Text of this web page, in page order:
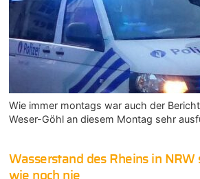
Wie immer montags war auch der
Weser-Göhl an diesem Montag sehr
Wasserstand des Rheins in NRW
wie noch nie